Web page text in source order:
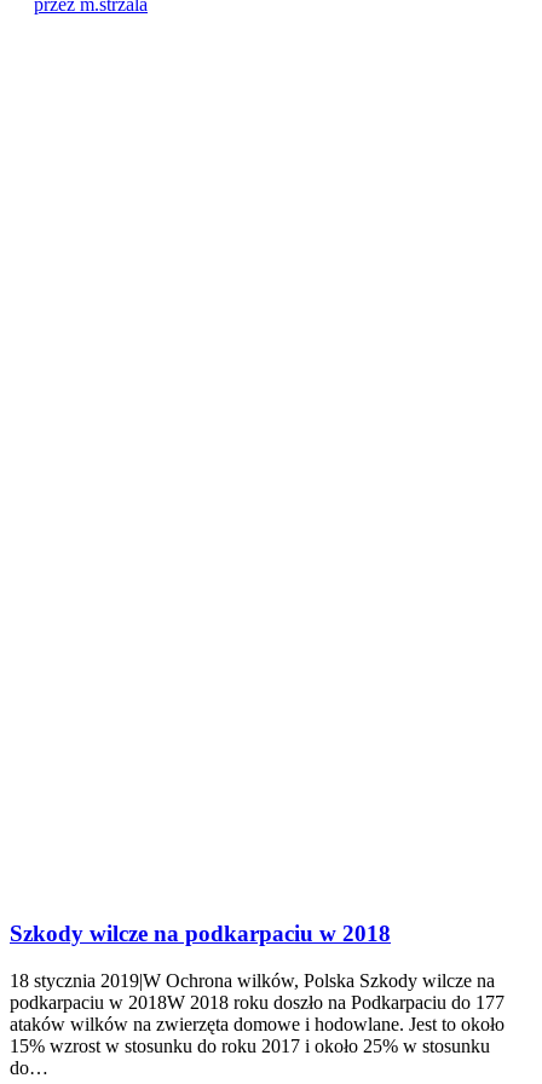
przez m.strzala
Szkody wilcze na podkarpaciu w 2018
18 stycznia 2019|W Ochrona wilków, Polska Szkody wilcze na
podkarpaciu w 2018W 2018 roku doszło na Podkarpaciu do 177
ataków wilków na zwierzęta domowe i hodowlane. Jest to około
15% wzrost w stosunku do roku 2017 i około 25% w stosunku
do…